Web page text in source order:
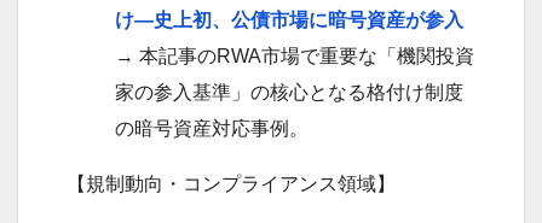
け—史上初、公債市場に暗号資産が参入
→ 本記事のRWA市場で重要な「機関投資
家の参入基準」の核心となる格付け制度
の暗号資産対応事例。
【規制動向・コンプライアンス領域】